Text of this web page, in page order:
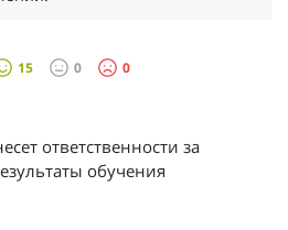
15 0 0
ответственности за
обучения